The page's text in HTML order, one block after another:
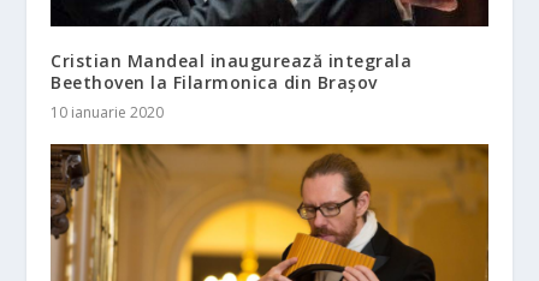
Cristian Mandeal inaugurează integrala
Beethoven la Filarmonica din Braşov
10 ianuarie 2020